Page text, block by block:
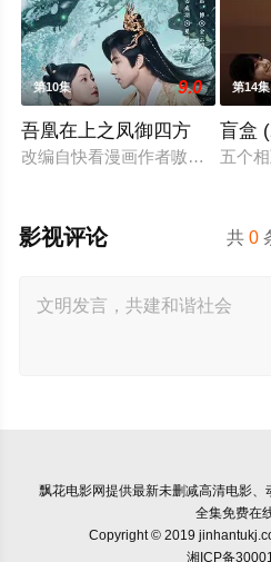
第10集 9.0
吾凰在上之凤御四方
改编自快看漫画作者嗷小泽的独
第14集
盲盒
五个
共0
影视评论
飘花电影网提供最新未删减高清电影、
全集免费在
Copyright © 2019
湘ICP备